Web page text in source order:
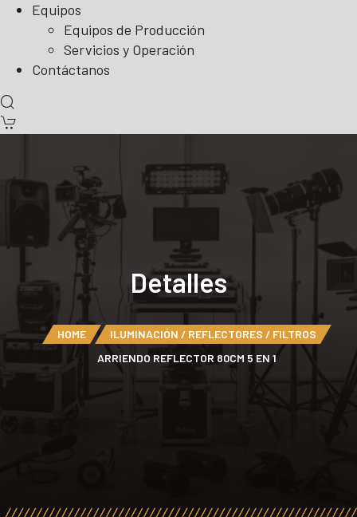
Equipos
Equipos de Producción
Servicios y Operación
Contáctanos
Detalles
HOME
ILUMINACIÓN / REFLECTORES / FILTROS
ARRIENDO REFLECTOR 80CM 5 EN 1